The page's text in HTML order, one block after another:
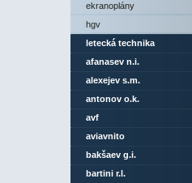
ekranoplány
hgv
letecká technika
afanasev n.i.
alexejev s.m.
antonov o.k.
avf
aviavnito
bakšaev g.i.
bartini r.l.